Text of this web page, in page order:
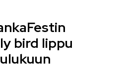
bird lippu